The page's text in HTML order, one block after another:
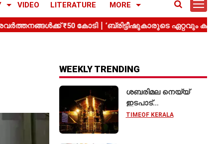
VIDEO LITERATURE MORE
WEEKLY TRENDING
ശബരിമല നെയ്യ്
ഇടപാട്
അന്വേഷണത്തിൽ;
TIMEOF KERALA